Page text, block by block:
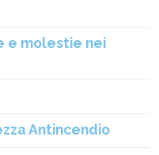
e molestie nei
Antincendio